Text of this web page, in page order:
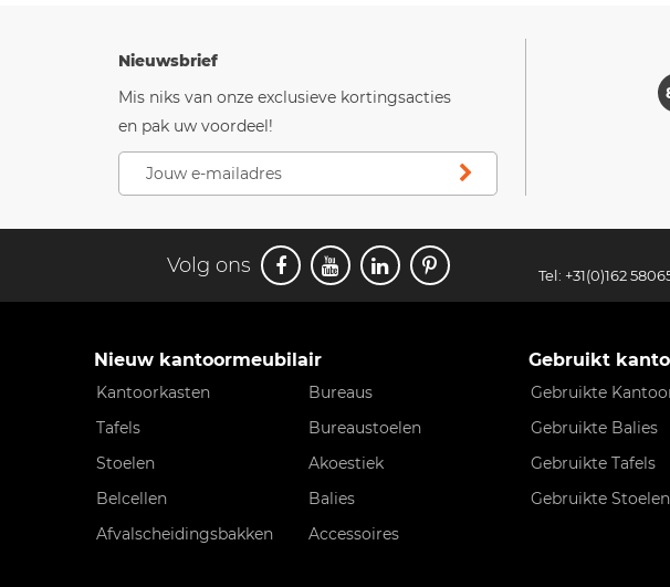
Nieuwsbrief
Mis niks van onze exclusieve kortingsacties
en pak uw voordeel!
Volg ons Tel: +31(0)162
Nieuw kantoormeubilair
Kantoorkasten
Bureaus
Tafels
Bureaustoelen
Stoelen
Akoestiek
Belcellen
Balies
Afvalscheidingsbakken
Accessoires
Gebruikt
Gebruikte
Gebruikte Balies
Gebruikte Tafels
Gebruikte Stoelen